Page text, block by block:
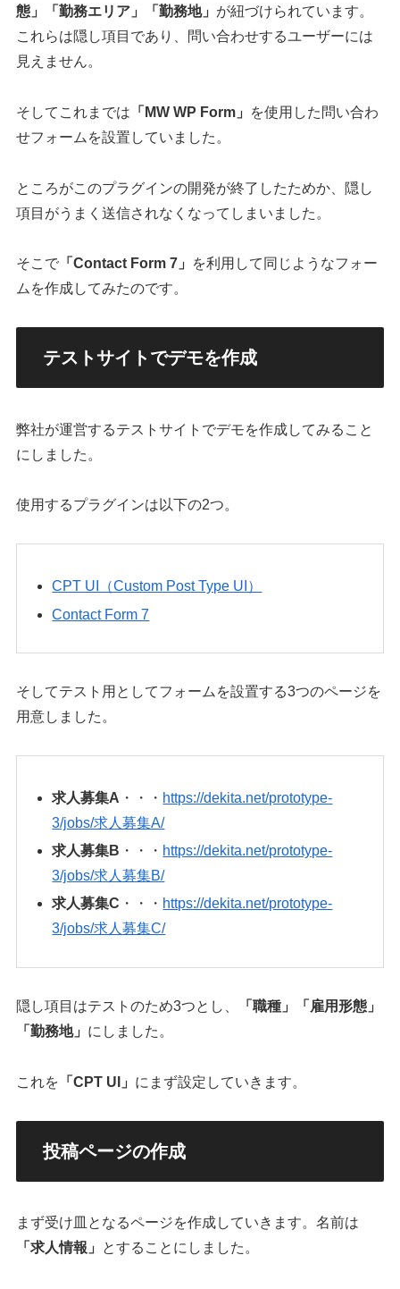
態」
「勤務エリア」 「勤務地」 が紐づけられています。
これらは隠し項目であり、問い合わせするユーザーには
見えません。
そしてこれまでは 「MW WP Form」
を使用した問い合わ
せフォームを設置していました。
ところがこのプラグインの開発が終了したためか、隠し
項目がうまく送信されなくなってしまいました。
そこで 「Contact Form 7」
を利用して同じようなフォー
ムを作成してみたのです。
テストサイトでデモを作成
弊社が運営するテストサイトでデモを作成してみること
にしました。
使用するプラグインは以下の2つ。
CPT UI（Custom Post Type UI）
Contact Form 7
そしてテスト用としてフォームを設置する3つのページを
用意しました。
求人募集A ・・・ https://dekita.net/prototype-
3/jobs/求人募集A/
求人募集B ・・・ https://dekita.net/prototype-
3/jobs/求人募集B/
求人募集C ・・・ https://dekita.net/prototype-
3/jobs/求人募集C/
隠し項目はテストのため3つとし、 「職種」
「雇用形態」
「勤務地」 にしました。
これを 「CPT UI」 にまず設定していきます。
投稿ページの作成
まず受け皿となるページを作成していきます。名前は
「求人情報」
とすることにしました。